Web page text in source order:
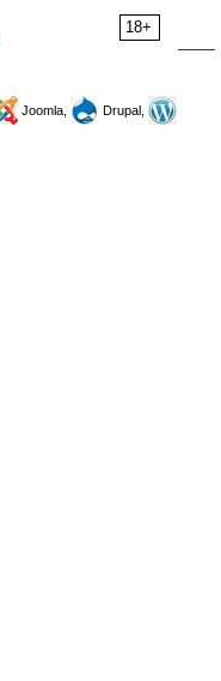
18+
Joomla,
Drupal,